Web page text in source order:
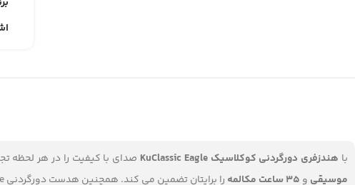
با هندزفری دورگردنی کوکلاسیک KuClassic Eagle صدای با کیفیت را در هر لحظه
موسیقی و 35 ساعت مکالمه را برایتان تضمین می کند. همچنین هدست دورگردنی KuClassic Eagle قابلیت پشتیبانی از رم را دارد تا بدون نیاز به اتصال بلوتوث به موسیقی های خود گوش دهید.